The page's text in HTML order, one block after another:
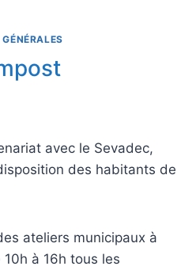
avec le Sevadec,
des habitants de
ateliers municipaux à
à 16h tous les